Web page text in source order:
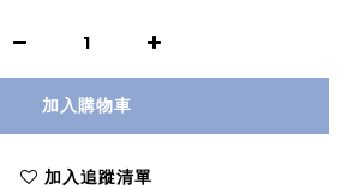
加入購物車
加入追蹤清單